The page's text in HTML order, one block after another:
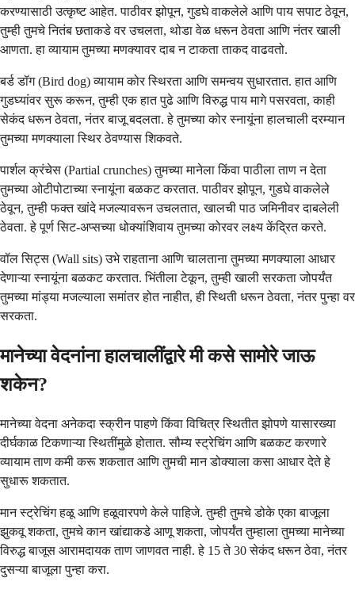
करण्यासाठी उत्कृष्ट आहेत. पाठीवर झोपून, गुडघे वाकलेले आणि पाय सपाट ठेवून,
तुम्ही तुमचे नितंब छताकडे वर उचलता, थोडा वेळ धरून ठेवता आणि नंतर खाली
आणता. हा व्यायाम तुमच्या मणक्यावर दाब न टाकता ताकद वाढवतो.
बर्ड डॉग (Bird dog) व्यायाम कोर स्थिरता आणि समन्वय सुधारतात. हात आणि
गुडघ्यांवर सुरू करून, तुम्ही एक हात पुढे आणि विरुद्ध पाय मागे पसरवता, काही
सेकंद धरून ठेवता, नंतर बाजू बदलता. हे तुमच्या कोर स्नायूंना हालचाली दरम्यान
तुमच्या मणक्याला स्थिर ठेवण्यास शिकवते.
पार्शल क्रंचेस (Partial crunches) तुमच्या मानेला किंवा पाठीला ताण न देता
तुमच्या ओटीपोटाच्या स्नायूंना बळकट करतात. पाठीवर झोपून, गुडघे वाकलेले
ठेवून, तुम्ही फक्त खांदे मजल्यावरून उचलतात, खालची पाठ जमिनीवर दाबलेली
ठेवता. हे पूर्ण सिट-अप्सच्या धोक्यांशिवाय तुमच्या कोरवर लक्ष्य केंद्रित करते.
वॉल सिट्स (Wall sits) उभे राहताना आणि चालताना तुमच्या मणक्याला आधार
देणाऱ्या स्नायूंना बळकट करतात. भिंतीला टेकून, तुम्ही खाली सरकता जोपर्यंत
तुमच्या मांड्या मजल्याला समांतर होत नाहीत, ही स्थिती धरून ठेवता, नंतर पुन्हा वर
सरकता.
मानेच्या वेदनांना हालचालींद्वारे मी कसे सामोरे जाऊ
शकेन?
मानेच्या वेदना अनेकदा स्क्रीन पाहणे किंवा विचित्र स्थितीत झोपणे यासारख्या
दीर्घकाळ टिकणाऱ्या स्थितींमुळे होतात. सौम्य स्ट्रेचिंग आणि बळकट करणारे
व्यायाम ताण कमी करू शकतात आणि तुमची मान डोक्याला कसा आधार देते हे
सुधारू शकतात.
मान स्ट्रेचिंग हळू आणि हळूवारपणे केले पाहिजे. तुम्ही तुमचे डोके एका बाजूला
झुकवू शकता, तुमचे कान खांद्याकडे आणू शकता, जोपर्यंत तुम्हाला तुमच्या मानेच्या
विरुद्ध बाजूस आरामदायक ताण जाणवत नाही. हे 15 ते 30 सेकंद धरून ठेवा, नंतर
दुसऱ्या बाजूला पुन्हा करा.